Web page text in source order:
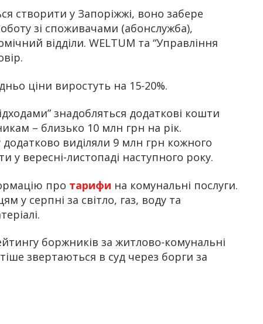
створити у Запоріжжі, воно забере
зі споживачами (абонслужба),
відділи. WELTUM та “Управління
ціни виростуть на 15-20%.
знадобляться додаткові кошти
– близько 10 млн грн на рік.
виділяли 9 млн грн кожного
вересні-листопаді наступного року.
про тарифи на комунальні послуги.
у серпні за світло, газ, воду та
боржників за житлово-комунальні
звертаються в суд через борги за